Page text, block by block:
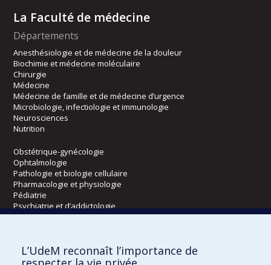
La Faculté de médecine
Départements
Anesthésiologie et de médecine de la douleur
Biochimie et médecine moléculaire
Chirurgie
Médecine
Médecine de famille et de médecine d’urgence
Microbiologie, infectiologie et immunologie
Neurosciences
Nutrition
Obstétrique-gynécologie
Ophtalmologie
Pathologie et biologie cellulaire
Pharmacologie et physiologie
Pédiatrie
Psychiatrie et d’addictologie
Radiologie, radio-oncologie et médecine nucléaire
Écoles
L’UdeM reconnaît l’importance de